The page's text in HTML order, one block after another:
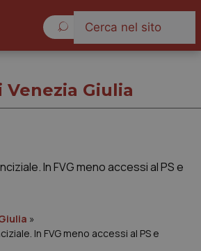
Venezia Giulia
»
In FVG meno accessi al PS e